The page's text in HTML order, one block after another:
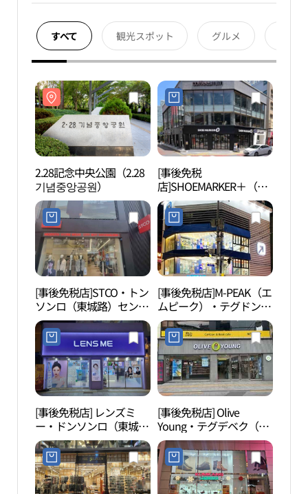
すべて 観光スポット グルメ
2.28記念中央公園（2.28
기념중앙공원）
[事後免税
店]SHOEMARKER＋（シ
ューマーカープラス）・
テグドンソンロ（大邱東
城路）店(슈마커플러스
대구동성로점)
[事後免税店]STCO・トン
ソンロ（東城路）センタ
ー店(STCO 동성로센터
점)
[事後免税店]M-PEAK（エ
ムピーク）・テグドンソ
ンロ（大邱東城路）店
(엠픽 대구 동성로점)
[事後免税店] レンズミ
ー・ドンソンロ（東城
路）(렌즈미 동성로점)
[事後免税店] Olive
Young・テグデベク（大
邱大百）店(올리브영 대
구대백점)